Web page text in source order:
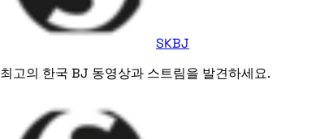
SKBJ
최고의 한국 BJ 동영상과 스트림을 발견하세요.